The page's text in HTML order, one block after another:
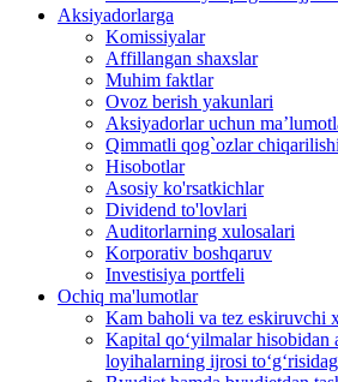
Aksiyadorlarga
Komissiyalar
Affillangan shaxslar
Muhim faktlar
Ovoz berish yakunlari
Aksiyadorlar uchun
Qimmatli qog`ozlar chiqarilishi
Hisobotlar
Asosiy ko'rsatkichlar
Dividend to'lovlari
Auditorlarning xulosalari
Korporativ boshqaruv
Investisiya portfeli
Ochiq ma'lumotlar
Kam baholi va tez eskiruvchi
Kapital qo‘yilmalar hisobidan
loyihalarning ijrosi